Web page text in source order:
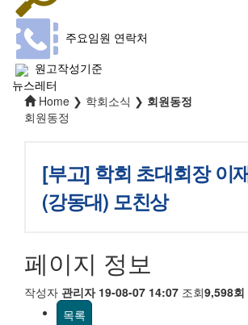
주요임원 연락처
원고작성기준
뉴스레터
Home ❯ 학회소식 ❯ 회원동정
회원동정
[부고] 학회 초대회장 이
(강동대) 모친상
페이지 정보
작성자 관리자 19-08-07 14:07 조회9,598회
목록